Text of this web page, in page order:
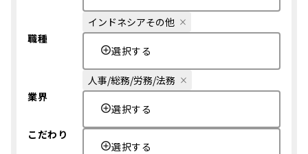
インドネシアその他
職種
選択する
人事/総務/労務/法務
業界
選択する
こだわり
選択する